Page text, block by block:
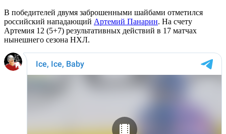
В победителей двумя заброшенными шайбами отметился
российский нападающий Артемий Панарин. На счету
Артемия 12 (5+7) результативных действий в 17 матчах
нынешнего сезона НХЛ.